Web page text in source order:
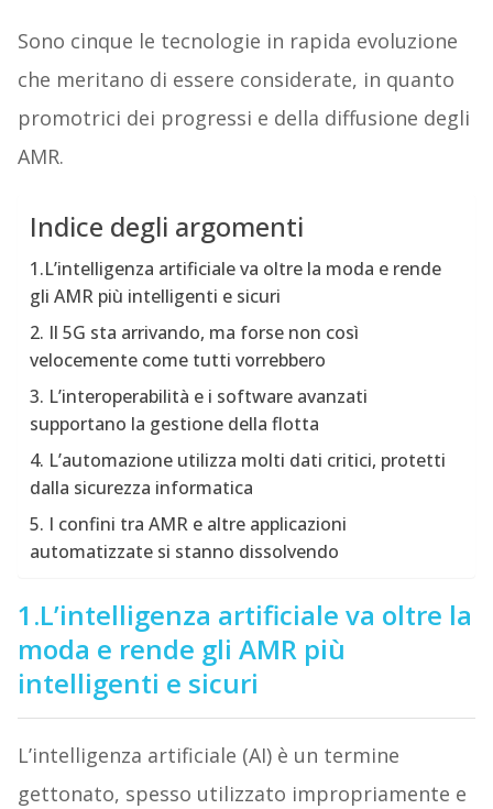
Sono cinque le tecnologie in rapida evoluzione
che meritano di essere considerate, in quanto
promotrici dei progressi e della diffusione degli
AMR.
Indice degli argomenti
1.L’intelligenza artificiale va oltre la moda e rende
gli AMR più intelligenti e sicuri
2. Il 5G sta arrivando, ma forse non così
velocemente come tutti vorrebbero
3. L’interoperabilità e i software avanzati
supportano la gestione della flotta
4. L’automazione utilizza molti dati critici, protetti
dalla sicurezza informatica
5. I confini tra AMR e altre applicazioni
automatizzate si stanno dissolvendo
1.L’intelligenza artificiale va oltre la
moda e rende gli AMR più
intelligenti e sicuri
L’intelligenza artificiale (AI) è un termine
gettonato, spesso utilizzato impropriamente e